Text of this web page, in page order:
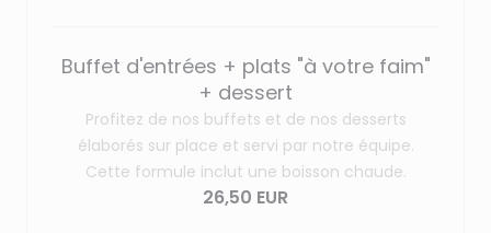
Buffet d'entrées + plats "à votre faim"
+ dessert
Profitez de nos buffets et de nos desserts
élaborés sur place et servi par notre équipe.
Cette formule inclut une boisson chaude.
26,50 EUR